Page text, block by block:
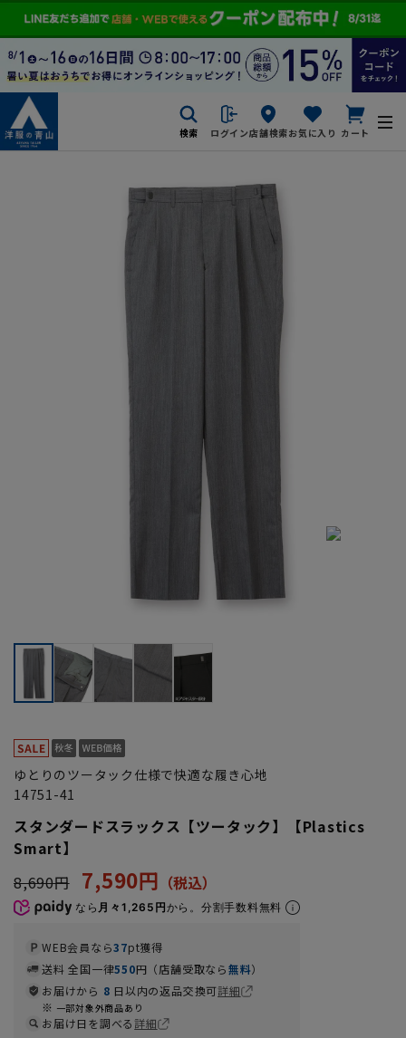
検索 ログイン店舗検索お気に入り カート
ゆとりのツータック仕様で快適な履き心地
14751-41
スタンダードスラックス【ツータック】【Plastics
Smart】
8,690円 7,590円
なら 月々1,265円から。分割手数料無料
WEB会員なら37pt獲得
送料 全国一律550円（店舗受取なら無料）
お届けから 8 日以内の返品交換可詳細
一部対象外商品あり
お届け日を調べる詳細